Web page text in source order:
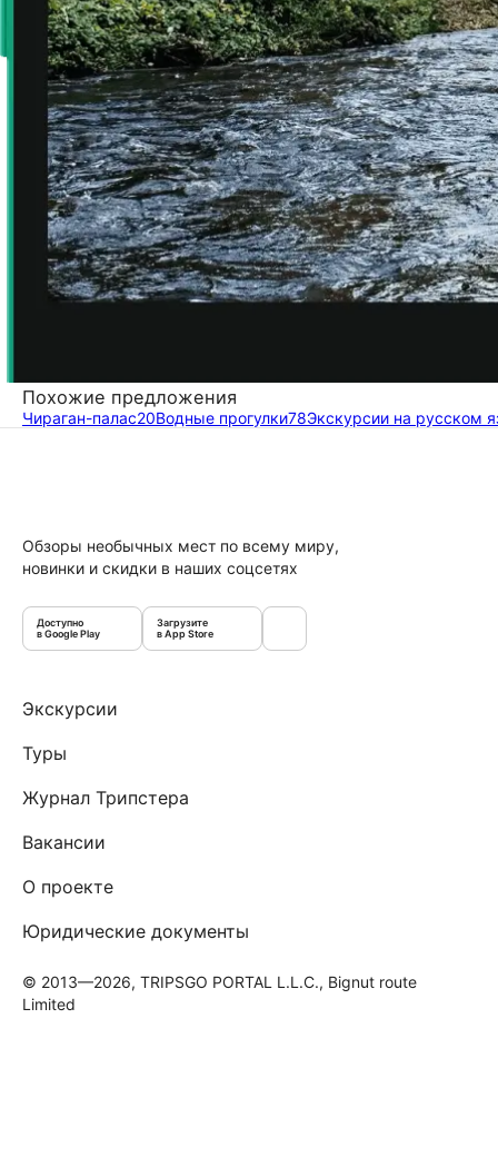
Похожие предложения
Чираган-палас20Водные прогулки78Экскурсии на русском
Обзоры необычных мест по всему миру,
новинки и скидки в наших соцсетях
Доступно
в Google Play
Загрузите
в App Store
Экскурсии
Туры
Журнал Трипстера
Вакансии
О проекте
Юридические документы
© 2013—2026, TRIPSGO PORTAL L.L.C., Bignut route
Limited